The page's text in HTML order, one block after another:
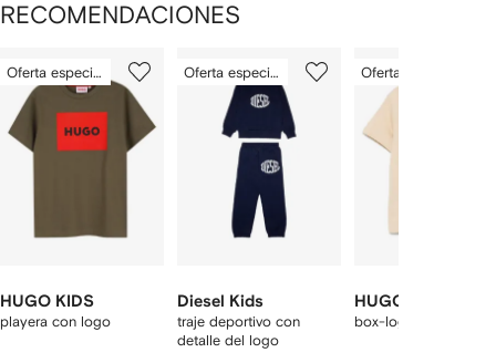
RECOMENDACIONES
de
Oferta especial
HUGO KIDS
playera con logo
de
Oferta especial
Diesel Kids
traje deportivo con
detalle del logo
de
HUGO KIDS
box-logo cotton T-